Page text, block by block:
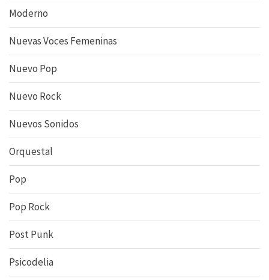
Moderno
Nuevas Voces Femeninas
Nuevo Pop
Nuevo Rock
Nuevos Sonidos
Orquestal
Pop
Pop Rock
Post Punk
Psicodelia